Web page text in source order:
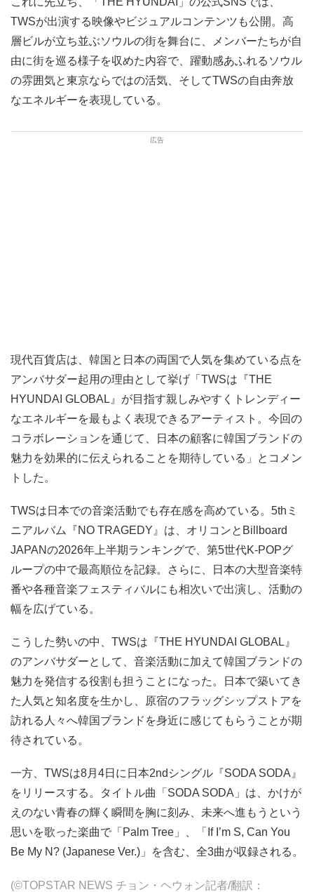
TWSが出演する映像やビジュアルコンテンツも公開。高
層ビルが立ち並ぶソウルの街を舞台に、メンバーたちが自
由に街を巡る様子を収めた内容で、躍動感あふれるソウル
の雰囲気と東京ならではの活気、そしてTWSの自由奔放
なエネルギーを表現している。
現代百貨店は、韓国と日本の両国で人気を集めている点を
アンバサダー起用の理由として挙げ「TWSは『THE
HYUNDAI GLOBAL』が目指す親しみやすくトレンディー
なエネルギーを最もよく表現できるアーティスト。今回の
コラボレーションを通じて、日本の顧客に韓国ブランドの
魅力を効果的に伝えられることを期待している」とコメン
トした。
TWSは日本での音楽活動でも存在感を高めている。5thミ
ニアルバム『NO TRAGEDY』は、オリコンとBillboard
JAPANの2026年上半期ランキングで、第5世代K-POPグ
ループの中で最高順位を記録。さらに、日本の大型音楽特
番や各種音楽フェスティバルにも相次いで出演し、活動の
幅を広げている。
こうした勢いの中、TWSは『THE HYUNDAI GLOBAL』
のアンバサダーとして、音楽活動に加えて韓国ブランドの
魅力を発信する役割も担うことになった。日本で築いてき
た人気と知名度を生かし、原宿のフラッグシップストアを
訪れる人々へ韓国ブランドを身近に感じてもらうことが期
待されている。
一方、TWSは8月4日に日本2ndシングル『SODA SODA』
をリリースする。タイトル曲「SODA SODA」は、かけが
えのない青春の輝く瞬間を胸に刻み、未来へ進もうという
思いを歌った楽曲で「Palm Tree」、「If I’m S, Can You
Be My N? (Japanese Ver.)」を含む、全3曲が収録される。
(©TOPSTAR NEWS チョン・ヘウォン記者/翻訳：